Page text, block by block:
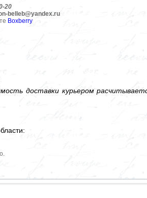
20
belleb@yandex.ru
Boxberry
доставки курьером